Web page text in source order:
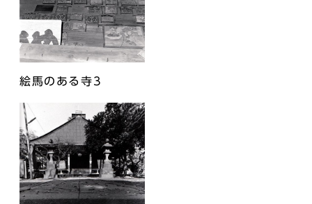
絵馬のある寺3